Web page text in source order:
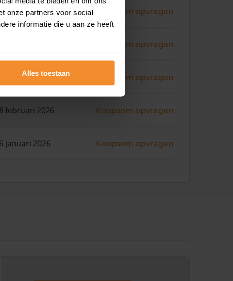
onze partners voor social
informatie die u aan ze heeft
Alles toestaan
juni 2026 Koopsom opvragen
Koopsom opvragen
29 mei 2026 Koopsom opvragen
februari 2026 Koopsom opvragen
januari 2026 Koopsom opvragen